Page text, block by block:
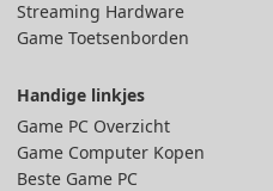
Streaming Hardware
Game Toetsenborden
Handige linkjes
Game PC Overzicht
Game Computer Kopen
Beste Game PC